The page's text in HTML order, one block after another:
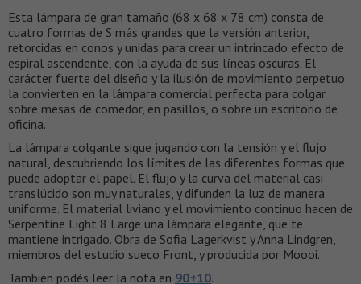
Esta lámpara de gran tamaño (68 x 68 x 78 cm) consta de
cuatro formas de S más grandes que la versión anterior,
retorcidas en conos y unidas para crear un intrincado efecto de
espiral ascendente, con la ayuda de sus líneas oscuras. El
carácter fuerte del diseño y la ilusión de movimiento perpetuo
la convierten en la lámpara comercial perfecta para colgar
sobre mesas de comedor, en pasillos, o sobre un escritorio de
oficina.
La lámpara colgante sigue jugando con la tensión y el flujo
natural, descubriendo los límites de las diferentes formas que
puede adoptar el papel. El flujo y la curva del material casi
translúcido son muy naturales, y difunden la luz de manera
uniforme. El material liviano y el movimiento continuo hacen de
Serpentine Light 8 Large una lámpara elegante, que te
mantiene intrigado. Obra de Sofia Lagerkvist y Anna Lindgren,
miembros del estudio sueco Front, y producida por Moooi.
También podés leer la nota en 90+10.